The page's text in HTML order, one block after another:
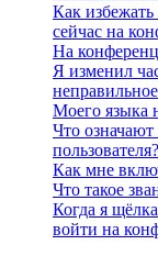
Как
сейчас на
На
Я изменил
Моего языка
Что
пользователя?
Как мне
Что такое
Когда я
войти на